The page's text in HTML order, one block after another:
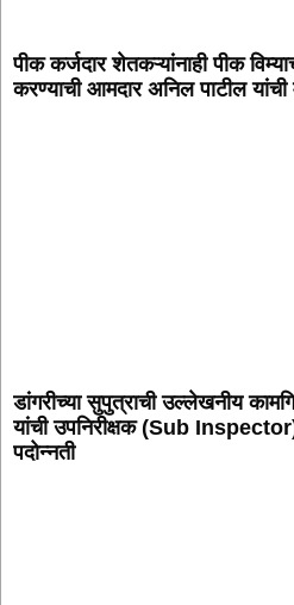
पीक कर्जदार शेतकऱ्यांनाही पीक
करण्याची आमदार अनिल पाटील यांची
डांगरीच्या सुपुत्राची उल्लेखनीय
यांची उपनिरीक्षक (Sub
पदोन्नती